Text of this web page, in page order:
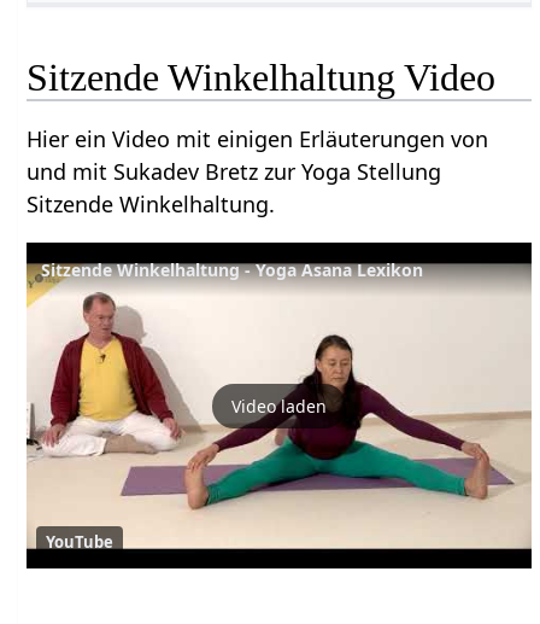
Sitzende Winkelhaltung Video
Hier ein Video mit einigen Erläuterungen von
und mit Sukadev Bretz zur Yoga Stellung
Sitzende Winkelhaltung.
Sitzende Winkelhaltung - Yoga Asana Lexikon
Video laden
YouTube